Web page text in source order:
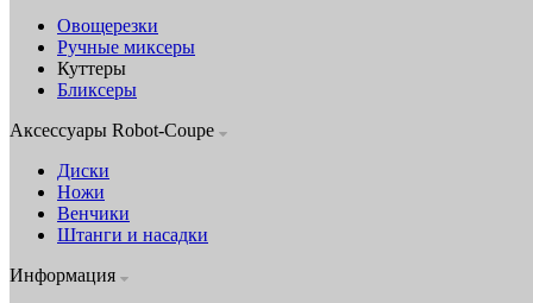
Овощерезки
Ручные миксеры
Куттеры
Бликсеры
Аксессуары Robot-Coupe
Диски
Ножи
Венчики
Штанги и насадки
Информация